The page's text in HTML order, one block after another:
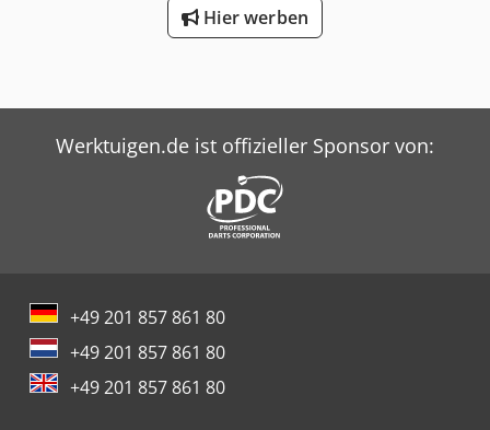
gefüllten Teigwaren sowie zur Trocknung von
pasteurisierten Teigen vor einer möglichen Verpackung.
eingespritztem Polyurethanschaum isoliert, bieten hohe
Luftheizung (1,2 kW x 3 = 3,6 kW) 500 mm Axialventilator
zur Zwangsluftumwälzung (ca. 1 kW) Elektrischer
Schaltschrank mit PLC-Steuerung zur Einstellung und
Überwachung der Trocknungsphasen 2 Absperrklappen,
gesteuert durch Belimo-Stellantrieb Fühler zur Kontrolle
gesteuert über einen CE-konformen Schaltschrank mit
programmierbarer, digitaler Elektronik 25 Rahmen aus
Tannenholz (600 x 1200 mm) mit Polyestergewebe und
Aluminium-Abschlussleisten 1 Edelstahlwagen auf Rollen
Hier werben
Werktuigen.de ist offizieller Sponsor von:
+49 201 857 861 80
+49 201 857 861 80
+49 201 857 861 80